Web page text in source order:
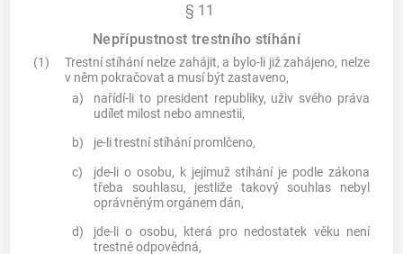
§ 11
Nepřípustnost trestního stíhání
(1)
Trestní stíhání nelze zahájit, a bylo-li již zahájeno, nelze
v něm pokračovat a musí být zastaveno,
a)
nařídí-li to president republiky, uživ svého práva
udílet milost nebo amnestii,
b)
je-li trestní stíhání promlčeno,
c)
jde-li o osobu, k jejímuž stíhání je podle zákona
třeba souhlasu, jestliže takový souhlas nebyl
oprávněným orgánem dán,
d)
jde-li o osobu, která pro nedostatek věku není
trestně odpovědná,